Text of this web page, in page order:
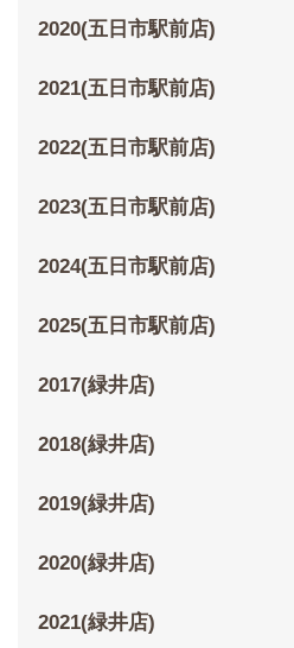
2020(五日市駅前店)
2021(五日市駅前店)
2022(五日市駅前店)
2023(五日市駅前店)
2024(五日市駅前店)
2025(五日市駅前店)
2017(緑井店)
2018(緑井店)
2019(緑井店)
2020(緑井店)
2021(緑井店)